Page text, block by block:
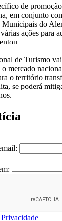
de
em conjunto
Municipais do
ações para
de Turismo
o mercado
o território
se poderá